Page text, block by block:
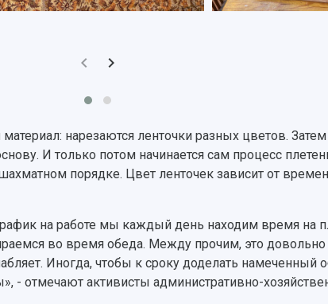
нарезаются ленточки разных цветов.
И только потом начинается сам процесс
порядке. Цвет ленточек зависит от
на работе мы каждый день находим время на
во время обеда. Между прочим, это довольно
Иногда, чтобы к сроку доделать намеченный
- отмечают активисты административно-